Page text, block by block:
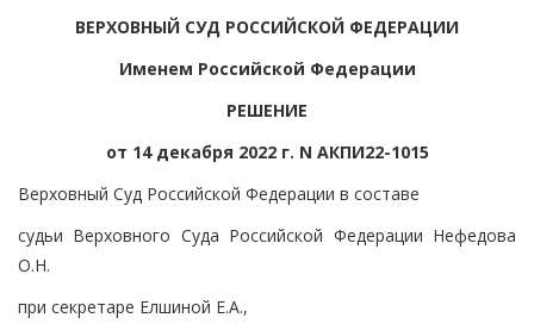
ВЕРХОВНЫЙ СУД РОССИЙСКОЙ ФЕДЕРАЦИИ
Именем Российской Федерации
РЕШЕНИЕ
от 14 декабря 2022 г. N АКПИ22-1015
Верховный Суд Российской Федерации в составе
судьи Верховного Суда Российской Федерации Нефедова
О.Н.
при секретаре Елшиной Е.А.,